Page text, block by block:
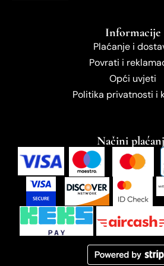
Informacije
Plaćanje i
Povrati i
Opći uvjeti
Politika privatnosti i
Načini